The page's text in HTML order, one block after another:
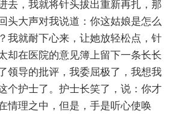
去，我就将针头拔出重新再扎，那
头大声对我说道：你这姑娘是怎么
我就耐下心来，让她放轻松点，针
却在医院的意见簿上留下一条长长
领导的批评，我委屈极了，我想我
个护士了。护士长笑了，说：你才
情理之中，但是，手是听心使唤